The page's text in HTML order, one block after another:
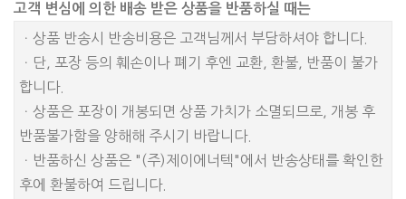
고객 변심에 의한 배송 받은 상품을 반품하실 때는
ㆍ상품 반송시 반송비용은 고객님께서 부담하셔야 합니다.
ㆍ단, 포장 등의 훼손이나 폐기 후엔 교환, 환불, 반품이 불가
합니다.
ㆍ상품은 포장이 개봉되면 상품 가치가 소멸되므로, 개봉 후
반품불가함을 양해해 주시기 바랍니다.
ㆍ반품하신 상품은 "(주)제이에너텍"에서 반송상태를 확인한
후에 환불하여 드립니다.